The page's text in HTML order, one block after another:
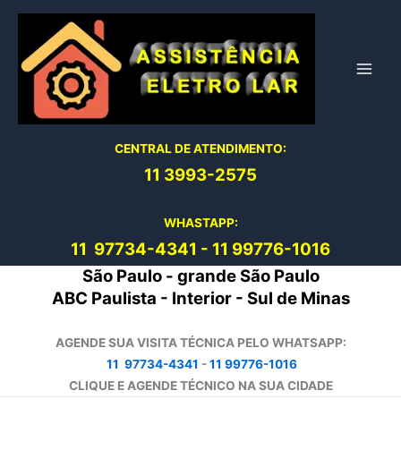
conteúdo
CENTRAL DE ATENDIMENTO:
11 3993-2575
WHASTAPP:
11 97734-4341 - 11 99776-1016
São Paulo - grande São Paulo
ABC Paulista - Interior - Sul de Minas
AGENDE SUA VISITA TÉCNICA PELO WHATSAPP:
11 97734-4341 -11 99776-1016
CLIQUE E AGENDE TÉCNICO NA SUA CIDADE